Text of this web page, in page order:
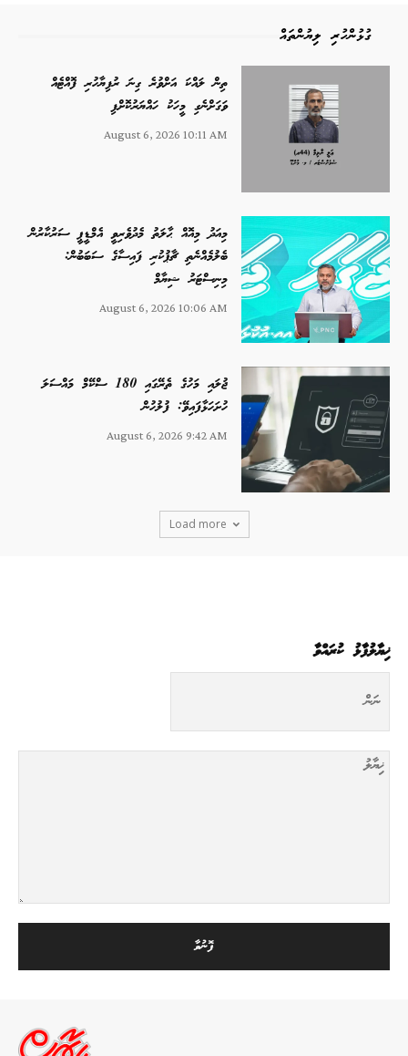
ގުޅުންހުރި ލިޔުންތައް
ތިން ލައްކަ އަށްވުރެ ގިނަ ރުފިޔާހުރި ފޮއްޓެއް
ވަގަށްނެގި މީހަކު ހައްޔަރުކޮށްފި
August 6, 2026 10:11 AM
މިއަދު މިއޮއް ޙާލަތު މެދުވެރިވީ އެމްޑީޕީ ސަރުކާރުން
ބެލުމެއްނެތި ޗާޕުކުރި ފައިސާގެ ސަބަބުން:
މިނިސްޓަރު ޝިޔާމް
August 6, 2026 10:06 AM
ޖުލައި މަހުގެ ތެރޭގައި 180 ސްކޭމް މައްސަލަ
ހުށަހަޅާފައިވޭ: ފުލުހުން
August 6, 2026 9:42 AM
Load more
ޚިޔާލުފާޅު ކުރައްވާ